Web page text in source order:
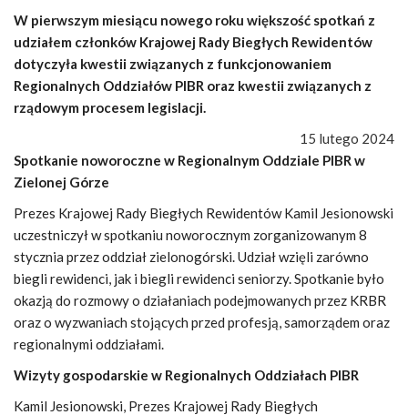
W pierwszym miesiącu nowego roku większość spotkań z
udziałem członków Krajowej Rady Biegłych Rewidentów
dotyczyła kwestii związanych z funkcjonowaniem
Regionalnych Oddziałów PIBR oraz kwestii związanych z
rządowym procesem legislacji.
15 lutego 2024
Spotkanie noworoczne w Regionalnym Oddziale PIBR w
Zielonej Górze
Prezes Krajowej Rady Biegłych Rewidentów Kamil Jesionowski
uczestniczył w spotkaniu noworocznym zorganizowanym 8
stycznia przez oddział zielonogórski. Udział wzięli zarówno
biegli rewidenci, jak i biegli rewidenci seniorzy. Spotkanie było
okazją do rozmowy o działaniach podejmowanych przez KRBR
oraz o wyzwaniach stojących przed profesją, samorządem oraz
regionalnymi oddziałami.
Wizyty gospodarskie w Regionalnych Oddziałach PIBR
Kamil Jesionowski, Prezes Krajowej Rady Biegłych